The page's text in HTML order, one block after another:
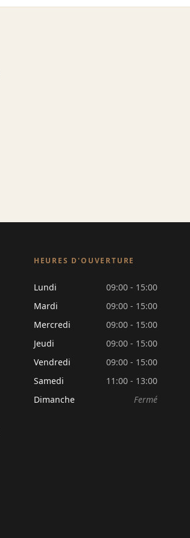
HEURES D'OUVERTURE
Lundi
09:00 - 15:00
Mardi
09:00 - 15:00
Mercredi
09:00 - 15:00
Jeudi
09:00 - 15:00
Vendredi
09:00 - 15:00
Samedi
11:00 - 13:00
Dimanche
Fermé